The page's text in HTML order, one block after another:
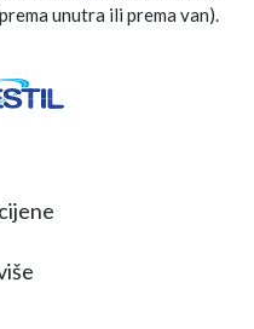
unutra ili prema van).